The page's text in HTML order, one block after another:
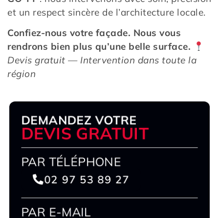
et un respect sincère de l’architecture locale.
Confiez-nous votre façade. Nous vous
rendrons bien plus qu’une belle surface.
Devis gratuit — Intervention dans toute la
région
DEMANDEZ VOTRE
DEVIS GRATUIT
PAR TÉLÉPHONE
02 97 53 89 27
PAR E-MAIL